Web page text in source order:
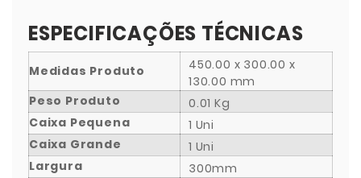
ESPECIFICAÇÕES TÉCNICAS
Medidas Produto
450.00 x 300.00 x
130.00 mm
Peso Produto
0.01 Kg
Caixa Pequena
1 Uni
Caixa Grande
1 Uni
Largura
300mm